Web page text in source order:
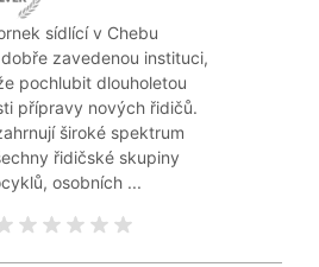
sídlící v Chebu
zavedenou instituci,
pochlubit dlouholetou
přípravy nových řidičů.
široké spektrum
řidičské skupiny
osobních ...